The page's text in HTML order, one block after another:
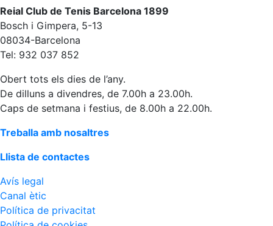
Activitats
dirigides
Piscina
Normativa
Restaurants
Restaurant
Chill Out
Bar
Piscina
Reial Club de Tenis Barcelona 1899
Bosch i Gimpera, 5-13
08034-Barcelona
Tel: 932 037 852
Obert tots els dies de l’any.
De dilluns a divendres, de 7.00h a 23.00h.
Caps de setmana i festius, de 8.00h a 22.00h.
Treballa amb nosaltres
Llista de contactes
Avís legal
Canal ètic
Política de privacitat